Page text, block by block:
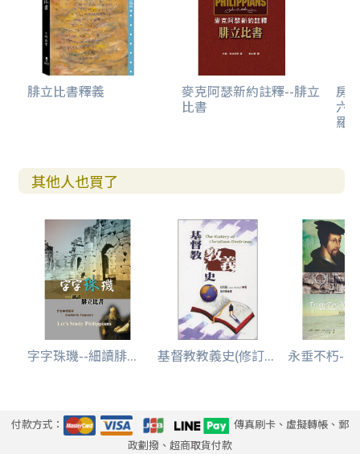
腓立比書釋義 麥克阿瑟新約註釋--腓立
比書
房
六
羅
其他人也買了
字字珠璣--細讀腓... 基督教教義史(修訂... 永垂不朽--
付款方式：
傳真刷卡、虛擬轉帳、郵
政劃撥、超商取貨付款